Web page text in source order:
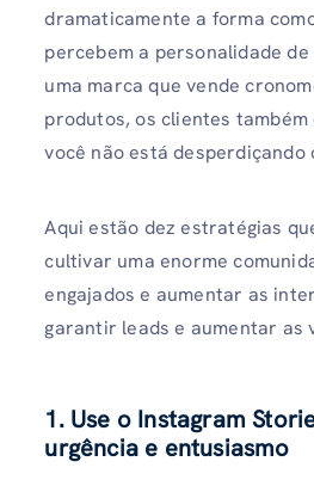
dramaticamente a forma
percebem a personalidade
uma marca que vende
produtos, os clientes também
você não está desperdiçando
Aqui estão dez estratégias
cultivar uma enorme
engajados e aumentar as
garantir leads e aumentar as
1. Use o Instagram
urgência e entusiasmo